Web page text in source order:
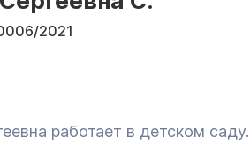
2021
работает в детском саду.